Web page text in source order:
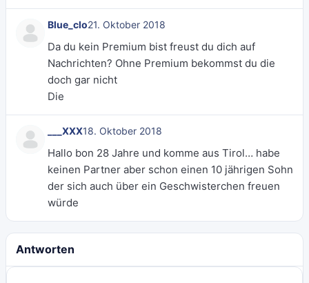
Blue_clo21. Oktober 2018
Da du kein Premium bist freust du dich auf
Nachrichten? Ohne Premium bekommst du die
doch gar nicht
Die
___XXX18. Oktober 2018
Hallo bon 28 Jahre und komme aus Tirol… habe
keinen Partner aber schon einen 10 jährigen Sohn
der sich auch über ein Geschwisterchen freuen
würde
Antworten